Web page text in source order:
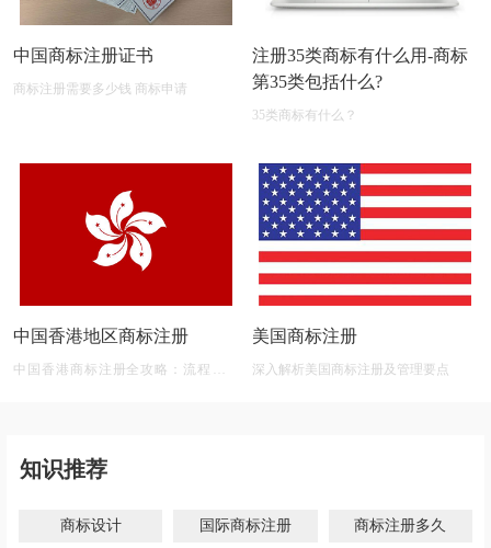
中国商标注册证书
商标注册需要多少钱 商标申请
注册35类商标有什么用-商标
第35类包括什么?
35类商标有什么？
中国香港地区商标注册
中国香港商标注册全攻略：流程、材
美国商标注册
深入解析美国商标注册及管理要点
知识推荐
商标设计 国际商标注册 商标注册多久